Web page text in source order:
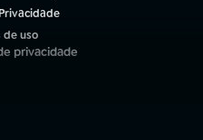
de uso
nova aba)
privacidade